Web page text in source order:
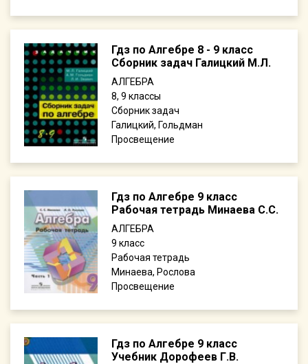
Гдз по Алгебре 8 - 9 класс
Сборник задач Галицкий М.Л.
АЛГЕБРА
8, 9
Сборник задач
Галицкий, Гольдман
Просвещение
Гдз по Алгебре 9 класс
Рабочая тетрадь Минаева С.С.
АЛГЕБРА
9
Рабочая тетрадь
Минаева, Рослова
Просвещение
Гдз по Алгебре 9 класс
Учебник Дорофеев Г.В.